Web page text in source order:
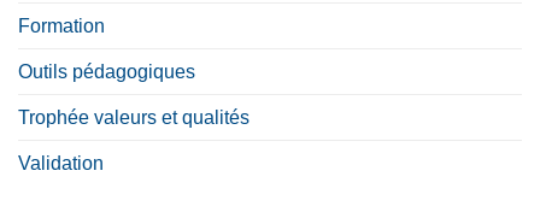
Formation
Outils pédagogiques
Trophée valeurs et qualités
Validation